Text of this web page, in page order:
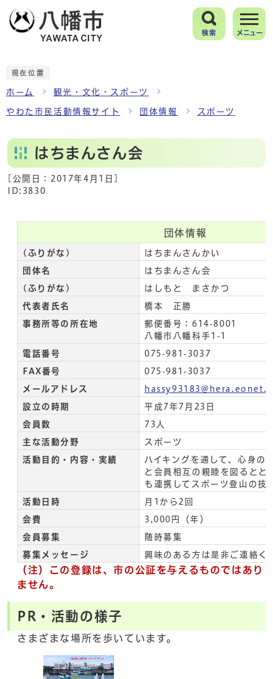
検索 メニュー
現在位置
ホーム 観光・文化・スポーツ
やわた市民活動情報サイト 団体情報 スポーツ
はちまんさん会
[公開日： 2017年4月1日
ID:3830
団体情報
(ふりがな) はちまんさんかい
団体名 はちまんさん会
(ふりがな) はしもと まさかつ
代表者氏名 橋本 正勝
事務所等の所在地
郵便番号：614-8001
八幡市八幡科手1-1
電話番号 075-981-3037
FAX番号 075-981-3037
メールアドレス
設立の時期 平成7年7月23日
会員数 73人
主な活動分野 スポーツ
活動目的・内容・実績
ハイキングを通して、心身の
と会員相互の親睦を図るとと
も連携してスポーツ登山の技
活動日時 月1から2回
会費 3,000円（年）
会員募集 随時募集
募集メッセージ 興味のある方は是非ご連絡く
（注）この登録は、市の公証を与えるものではあり
ません。
PR・活動の様子
さまざまな場所を歩いています。